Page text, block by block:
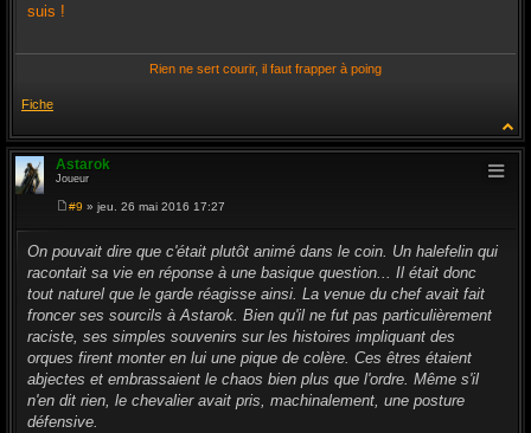
suis !
Rien ne sert courir, il faut frapper à poing
Fiche
Astarok
Joueur
s
a
e
#9 » jeu. 26 mai 2016 17:27
On pouvait dire que c'était plutôt animé dans le coin. Un halefelin qui
racontait sa vie en réponse à une basique question... Il était donc
tout naturel que le garde réagisse ainsi. La venue du chef avait fait
froncer ses sourcils à Astarok. Bien qu'il ne fut pas particulièrement
raciste, ses simples souvenirs sur les histoires impliquant des
orques firent monter en lui une pique de colère. Ces êtres étaient
abjectes et embrassaient le chaos bien plus que l'ordre. Même s'il
n'en dit rien, le chevalier avait pris, machinalement, une posture
défensive.